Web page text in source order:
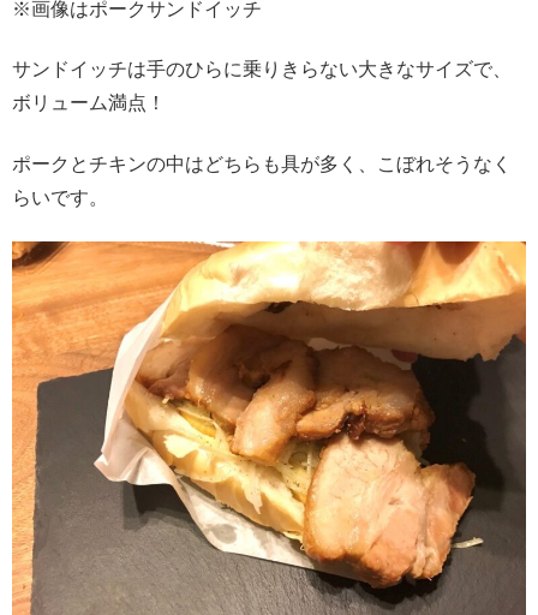
※画像はポークサンドイッチ
サンドイッチは手のひらに乗りきらない大きなサイズで、
ボリューム満点！
ポークとチキンの中はどちらも具が多く、こぼれそうなく
らいです。